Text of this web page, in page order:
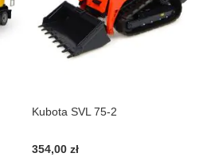
Kubota SVL 75-2
354,00 zł